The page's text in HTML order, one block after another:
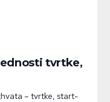
tvrtke,
– tvrtke, start-